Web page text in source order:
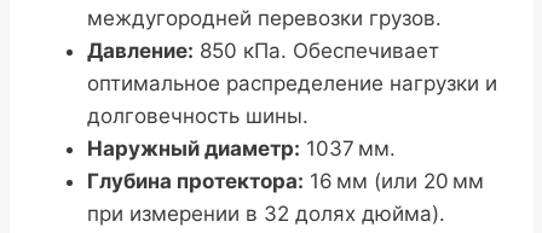
междугородней перевозки грузов.
Давление: 850 кПа. Обеспечивает
оптимальное распределение нагрузки и
долговечность шины.
Наружный диаметр: 1037 мм.
Глубина протектора: 16 мм (или 20 мм
при измерении в 32 долях дюйма).